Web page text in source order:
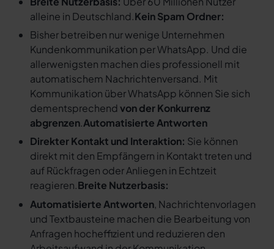
alleine in Deutschland.Kein Spam Ordner:
Bisher betreiben nur wenige Unternehmen
Kundenkommunikation per WhatsApp. Und die
allerwenigsten machen dies professionell mit
automatischem Nachrichtenversand. Mit
Kommunikation über WhatsApp können Sie sich
dementsprechendvon der Konkurrenz
abgrenzen.Automatisierte Antworten
Direkter Kontakt und Interaktion: Sie können
direkt mit den Empfängern in Kontakt treten und
auf Rückfragen oder Anliegen in Echtzeit
reagieren.Breite Nutzerbasis:
Automatisierte Antworten, Nachrichtenvorlagen
und Textbausteine machen die Bearbeitung von
Anfragen hocheffizient und reduzieren den